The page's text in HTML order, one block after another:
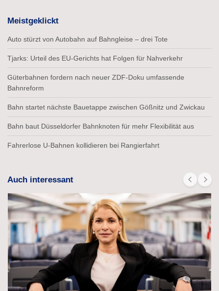
Meistgeklickt
Auto stürzt von Autobahn auf Bahngleise – drei Tote
Tjarks: Urteil des EU-Gerichts hat Folgen für Nahverkehr
Güterbahnen fordern nach neuer ZDF-Doku umfassende
Bahnreform
Bahn startet nächste Bauetappe zwischen Gößnitz und Zwickau
Bahn baut Düsseldorfer Bahnknoten für mehr Flexibilität aus
Fahrerlose U-Bahnen kollidieren bei Rangierfahrt
Auch interessant